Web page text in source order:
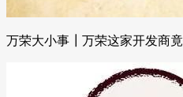
万荣大小事┃万荣这家开发商